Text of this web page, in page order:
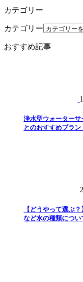
カテゴリー
カテゴリー
おすすめ記事
1
浄水型ウォーター
とのおすすめブラン
2
【どうやって選ぶ
など水の種類につい